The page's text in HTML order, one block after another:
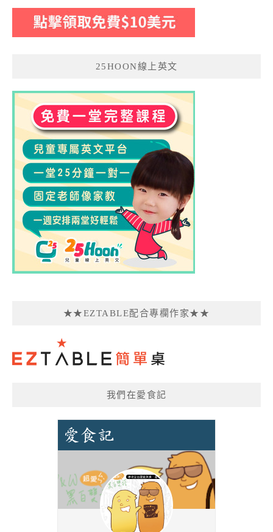
25HOON線上英文
★★EZTABLE配合專欄作家★★
我們在愛食記